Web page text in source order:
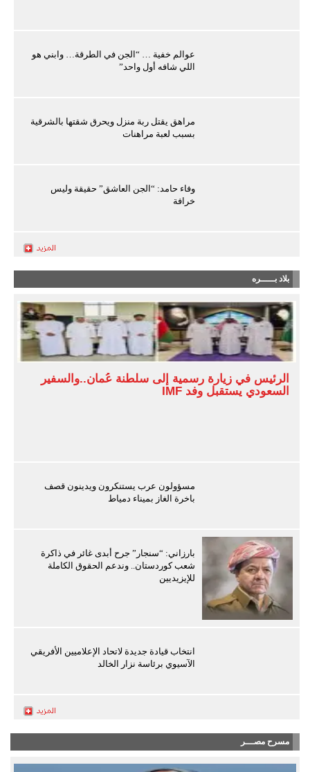
عوالم خفية … “الجن في الطرقة… وابني هو
اللي شافه أول واحد”
مراهق يقتل ربة منزل ويحرق شقتها بالشرقية
بسبب لعبة مراهنات
وفاء حامد: “الجن العاشق” حقيقة وليس
خرافة
بلاد بـــــره
الرئيس في زيارة رسمية إلى سلطنة عُمان..والسفير
السعودي يستقبل وفد IMF
مسؤولون عرب يستنكرون ويدينون قصف
باخرة الغاز بميناء دمياط
بارزاني: “سنجار” جرح أبدى غائر في ذاكرة
شعب كوردستان.. وندعم الحقوق الكاملة
للإيزيديين
انتخاب قيادة جديدة لاتحاد الإعلاميين الأفريقي
الآسيوي برئاسة نزار الخالد
مسرح مصـــر